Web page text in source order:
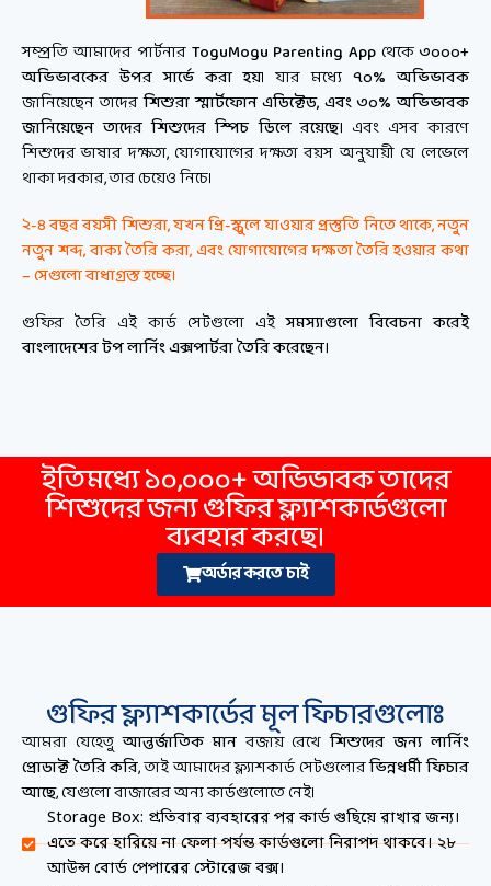
সম্প্রতি আমাদের পার্টনারToguMogu Parenting App থেকে৩০০০+
অভিভাবকের উপর সার্ভে করা হয়। যার মধ্যে৭০% অভিভাবক
জানিয়েছেন তাদেরশিশুরা স্মার্টফোন এডিক্টেড, এবং ৩০% অভিভাবক
জানিয়েছেন তাদের শিশুদের স্পিচ ডিলে রয়েছে। এবং এসব কারণে
শিশুদের ভাষার দক্ষতা, যোগাযোগের দক্ষতা বয়স অনুযায়ী যে লেভেলে
থাকা দরকার, তার চেয়েও নিচে।
২-৪ বছর বয়সী শিশুরা, যখন প্রি-স্কুলে যাওয়ার প্রস্তুতি নিতে থাকে, নতুন
নতুন শব্দ, বাক্য তৈরি করা, এবং যোগাযোগের দক্ষতা তৈরি হওয়ার কথা
– সেগুলো বাধাগ্রস্ত হচ্ছে।
গুফির তৈরি এই কার্ড সেটগুলো এইসমস্যাগুলো বিবেচনা করেই
বাংলাদেশের টপ লার্নিং এক্সপার্টরা তৈরি করেছেন।
ইতিমধ্যে ১০,০০০+ অভিভাবক তাদের
শিশুদের জন্য গুফির ফ্ল্যাশকার্ডগুলো
ব্যবহার করছে।
অর্ডার করতে চাই
গুফির ফ্ল্যাশকার্ডের মূল ফিচারগুলোঃ
আমরা যেহেতুআন্তর্জাতিক মানবজায় রেখেশিশুদের জন্য লার্নিং
প্রোডাক্ট তৈরি করি, তাই আমাদের ফ্ল্যাশকার্ড সেটগুলোরভিন্নধর্মী ফিচার
আছে, যেগুলো বাজারের অন্য কার্ডগুলোতে নেই।
Storage Box: প্রতিবার ব্যবহারের পর কার্ড গুছিয়ে রাখার জন্য।
এতে করে হারিয়ে না ফেলা পর্যন্ত কার্ডগুলো নিরাপদ থাকবে। ২৮
আউন্স বোর্ড পেপারের স্টোরেজ বক্স।